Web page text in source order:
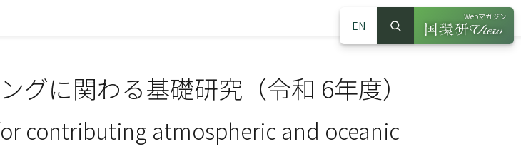
EN
サイト内検索
検索
Webマガジン
（別ウインドウ
グに関わる基礎研究（令和 6年度）
contributing atmospheric and oceanic